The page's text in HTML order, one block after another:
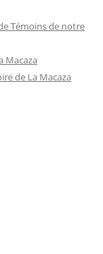
Témoins de notre
Macaza
de La Macaza